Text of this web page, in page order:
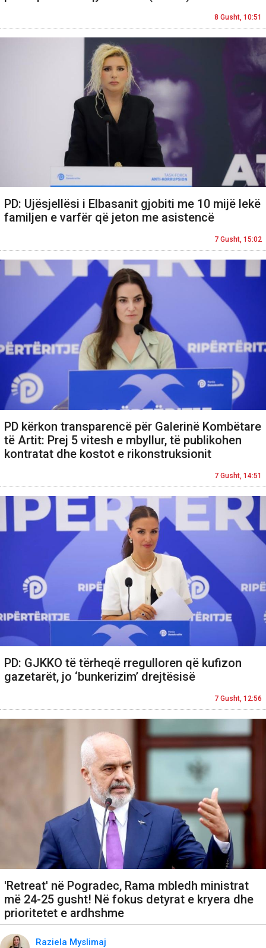
8 Gusht, 10:51
PD: Ujësjellësi i Elbasanit gjobiti me 10 mijë lekë
familjen e varfër që jeton me asistencë
7 Gusht, 15:02
PD kërkon transparencë për Galerinë Kombëtare
të Artit: Prej 5 vitesh e mbyllur, të publikohen
kontratat dhe kostot e rikonstruksionit
7 Gusht, 14:51
PD: GJKKO të tërheqë rregulloren që kufizon
gazetarët, jo ‘bunkerizim’ drejtësisë
7 Gusht, 12:56
'Retreat' në Pogradec, Rama mbledh ministrat
më 24-25 gusht! Në fokus detyrat e kryera dhe
prioritetet e ardhshme
Raziela Myslimaj